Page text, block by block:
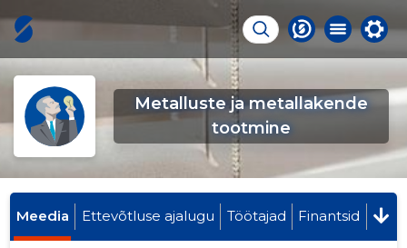
Metalluste ja metallakende
tootmine
Meedia Ettevõtluse ajalugu Töötajad Finantsid